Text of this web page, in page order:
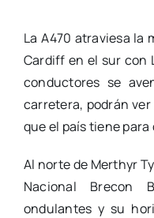
La A470 atraviesa la
Cardiff en el sur con
conductores se
carretera, podrán
que el país tiene para
Al norte de Merthyr
Nacional Brecon
ondulantes y su